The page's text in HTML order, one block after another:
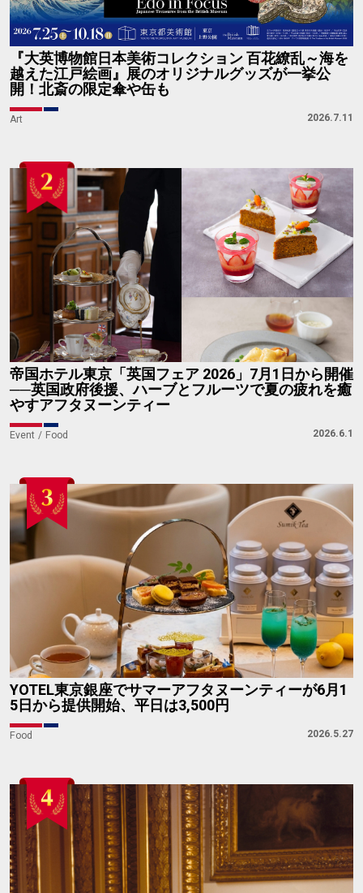
『大英博物館日本美術コレクション 百花繚乱～海を
越えた江戸絵画』展のオリジナルグッズが一挙公
開！北斎の限定傘や缶も
Art 2026.7.11
帝国ホテル東京「英国フェア 2026」7月1日から開催
──英国政府後援、ハーブとフルーツで夏の疲れを癒
やすアフタヌーンティー
Event Food 2026.6.1
YOTEL東京銀座でサマーアフタヌーンティーが6月1
5日から提供開始、平日は3,500円
Food 2026.5.27